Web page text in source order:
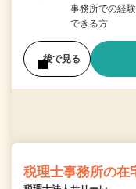
事務所での経
できる方
後で見る
税理士事務所の在